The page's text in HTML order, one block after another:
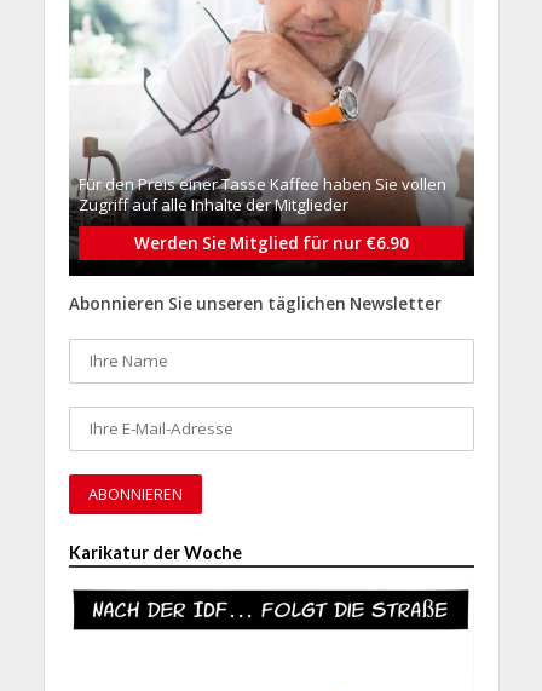
Für den Preis einer Tasse Kaffee haben Sie vollen
Zugriff auf alle Inhalte der Mitglieder
Werden Sie Mitglied für nur €6.90
Abonnieren Sie unseren täglichen Newsletter
Karikatur der Woche